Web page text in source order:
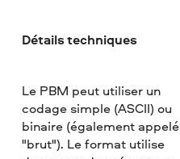
Détails techniques
Le PBM peut utiliser un
codage simple (ASCII) ou
binaire (également appelé
"brut"). Le format utilise